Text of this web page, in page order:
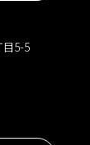
5-5